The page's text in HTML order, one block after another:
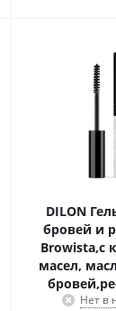
DILON
бровей и
Browista,с
масел,
Нет в